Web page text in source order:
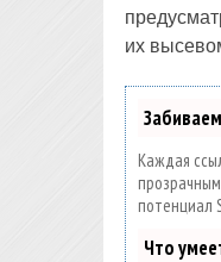
их
Каждая
потенциал
Что